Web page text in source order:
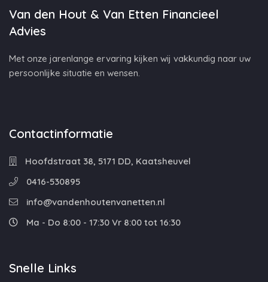
Van den Hout & Van Etten Financieel
Advies
Met onze jarenlange ervaring kijken wij vakkundig naar uw
persoonlijke situatie en wensen.
Contactinformatie
Hoofdstraat 38, 5171 DD, Kaatsheuvel
0416-530895
info@vandenhoutenvanetten.nl
Ma - Do 8:00 - 17:30 Vr 8:00 tot 16:30
Snelle Links